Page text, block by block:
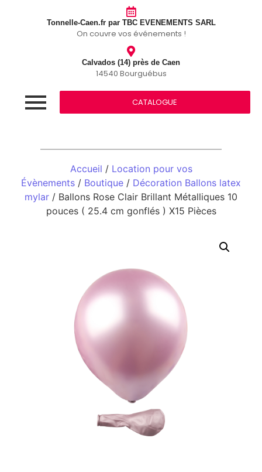
Tonnelle-Caen.fr par TBC EVENEMENTS SARL
On couvre vos événements !
Calvados (14) près de Caen
14540 Bourguébus
CATALOGUE
Accueil / Location pour vos
Évènements / Boutique / Décoration Ballons latex
mylar / Ballons Rose Clair Brillant Métalliques 10
pouces ( 25.4 cm gonflés ) X15 Pièces